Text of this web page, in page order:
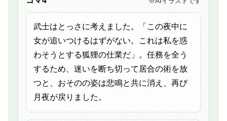
武士はとっさに考えました。「この夜中に
女が追いつけるはずがない。これは私を惑
わそうとする狐狸の仕業だ」。任務を全う
するため、迷いを断ち切って居合の術を放
つと、おそのの姿は悲鳴と共に消え、再び
月夜が戻りました。